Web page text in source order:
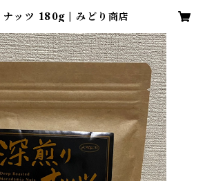
ナッツ 180g | みどり商店